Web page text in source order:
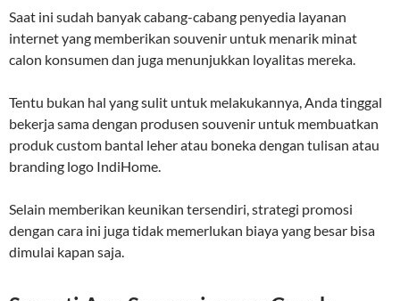
Saat ini sudah banyak cabang-cabang penyedia layanan
internet yang memberikan souvenir untuk menarik minat
calon konsumen dan juga menunjukkan loyalitas mereka.
Tentu bukan hal yang sulit untuk melakukannya, Anda tinggal
bekerja sama dengan produsen souvenir untuk membuatkan
produk custom bantal leher atau boneka dengan tulisan atau
branding logo IndiHome.
Selain memberikan keunikan tersendiri, strategi promosi
dengan cara ini juga tidak memerlukan biaya yang besar bisa
dimulai kapan saja.